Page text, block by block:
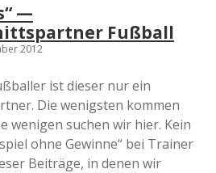
—
Fußball
2012
ist dieser nur ein
Die wenigsten kommen
wenigen suchen wir hier. Kein
ohne Gewinne“ bei Trainer
Beiträge, in denen wir